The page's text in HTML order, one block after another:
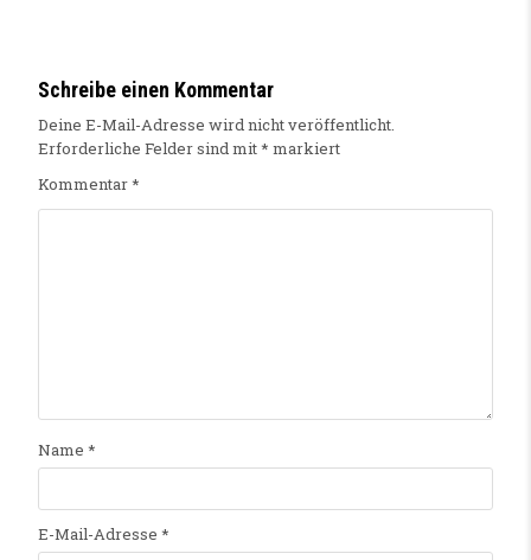
Schreibe einen Kommentar
Deine E-Mail-Adresse wird nicht veröffentlicht.
Erforderliche Felder sind mit* markiert
Kommentar*
Name *
E-Mail-Adresse *